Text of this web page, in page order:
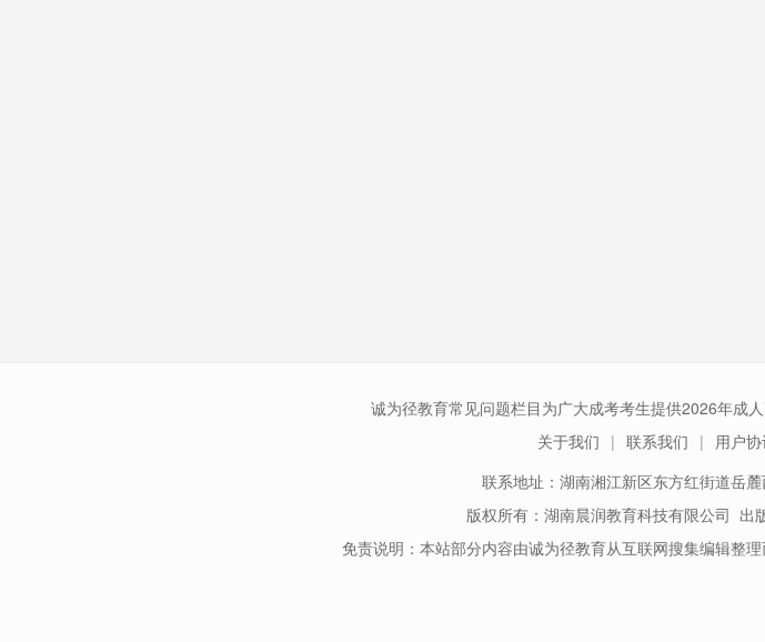
诚为径教育常见问题栏目为广大成考考生提供2026年成
关于我们
联系我们 用户协
联系地址：湖南湘江新区东方红街道岳
版权所有：湖南晨润教育科技有限公司
免责说明：本站部分内容由诚为径教育从互联网搜集编辑整